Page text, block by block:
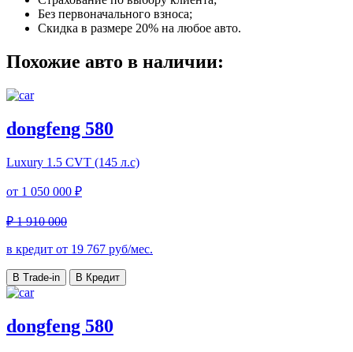
Без первоначального взноса;
Скидка в размере 20% на любое авто.
Похожие авто в наличии:
dongfeng 580
Luxury 1.5 CVT (145 л.с)
от 1 050 000 ₽
₽ 1 910 000
в кредит от 19 767 руб/мес.
В Trade-in В Кредит
dongfeng 580